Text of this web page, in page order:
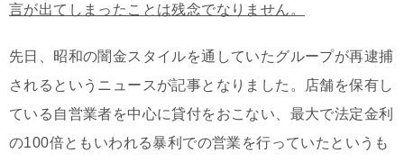
言が出てしまったことは残念でなりません。
先日、昭和の闇金スタイルを通していたグループが再逮捕
されるというニュースが記事となりました。店舗を保有し
ている自営業者を中心に貸付をおこない、最大で法定金利
の100倍ともいわれる暴利での営業を行っていたというも